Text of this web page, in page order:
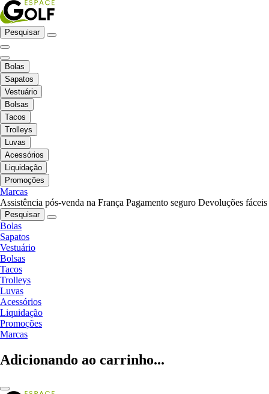
Pesquisar
Bolas
Sapatos
Vestuário
Bolsas
Tacos
Trolleys
Luvas
Acessórios
Liquidação
Promoções
Marcas
Assistência pós-venda na França Pagamento seguro Devoluções fáceis
Pesquisar
Bolas
Sapatos
Vestuário
Bolsas
Tacos
Trolleys
Luvas
Acessórios
Liquidação
Promoções
Marcas
Adicionando ao carrinho...